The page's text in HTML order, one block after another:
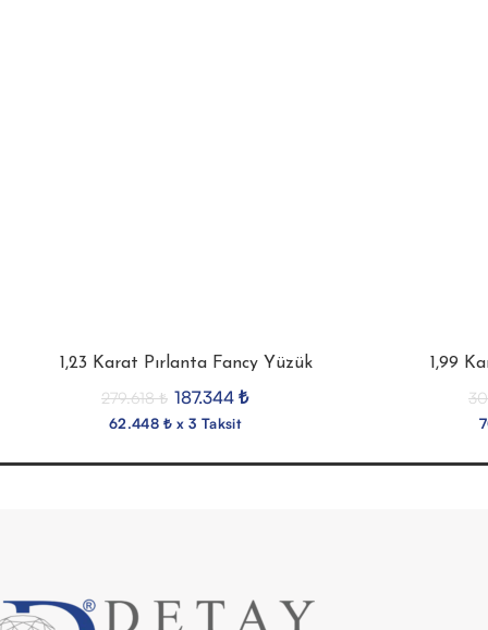
1,23 Karat Pırlanta Fancy Yüzük
279.618₺ 187.344 ₺
62.448 ₺ x 3 Taksit
1,99